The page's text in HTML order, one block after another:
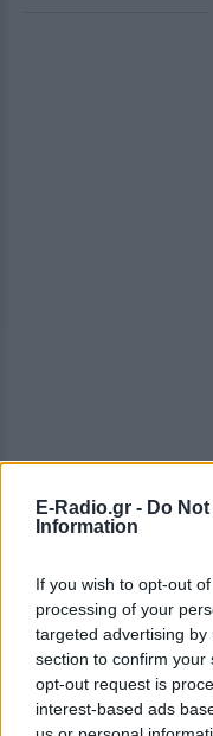
E-Radio.gr - Do
Information
If you wish to opt-out
processing of your
targeted advertising
section to confirm your
opt-out request is
interest-based ads
ΔΕΙΤΕ
ΣΤΗΝ ΙΔΙΑ